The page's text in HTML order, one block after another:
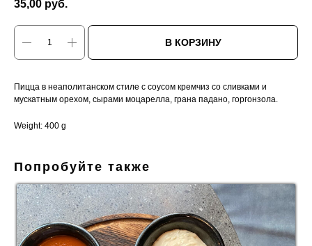
35,00 руб.
В КОРЗИНУ
Пицца в неаполитанском стиле с соусом кремчиз со сливками и
мускатным орехом, сырами моцарелла, грана падано, горгонзола.
Weight: 400 g
Попробуйте также